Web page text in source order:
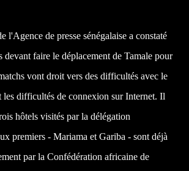
l'Agence de presse sénégalaise a constaté
devant faire le déplacement de Tamale pour
vont droit vers des difficultés avec le
les difficultés de connexion sur Internet. Il
hôtels visités par la délégation
premiers - Mariama et Gariba - sont déjà
parla Confédération africaine de